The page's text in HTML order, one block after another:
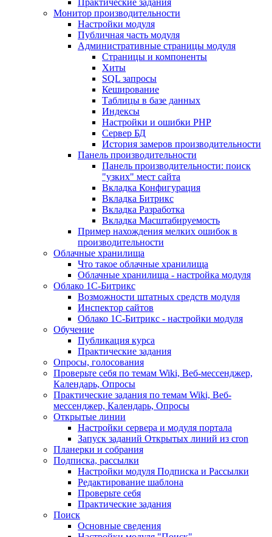
Практические задания
Монитор производительности
Настройки модуля
Публичная часть модуля
Административные страницы модуля
Страницы и компоненты
Хиты
SQL запросы
Кеширование
Таблицы в базе данных
Индексы
Настройки и ошибки PHP
Сервер БД
История замеров производительности
Панель производительности
Панель производительности: поиск
"узких" мест сайта
Вкладка Конфигурация
Вкладка Битрикс
Вкладка Разработка
Вкладка Масштабируемость
Пример нахождения мелких ошибок в
производительности
Облачные хранилища
Что такое облачные хранилища
Облачные хранилища - настройка модуля
Облако 1С-Битрикс
Возможности штатных средств модуля
Инспектор сайтов
Облако 1С-Битрикс - настройки модуля
Обучение
Публикация курса
Практические задания
Опросы, голосования
Проверьте себя по темам Wiki, Веб-мессенджер,
Календарь, Опросы
Практические задания по темам Wiki, Веб-
мессенджер, Календарь, Опросы
Открытые линии
Настройки сервера и модуля портала
Запуск заданий Открытых линий из cron
Планерки и собрания
Подписка, рассылки
Настройки модуля Подписка и Рассылки
Редактирование шаблона
Проверьте себя
Практические задания
Поиск
Основные сведения